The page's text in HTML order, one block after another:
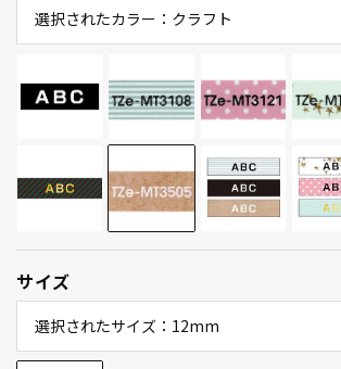
選択されたカラー：クラフト
サイズ
選択されたサイズ：12mm